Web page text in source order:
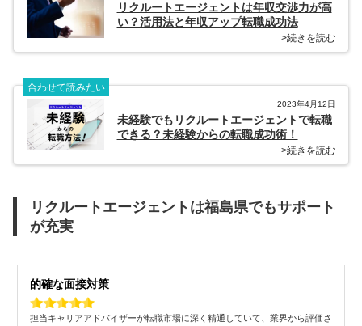
リクルートエージェントは年収交渉力が高
い？活用法と年収アップ転職成功法
>続きを読む
合わせて読みたい
2023年4月12日
未経験でもリクルートエージェントで転職
できる？未経験からの転職成功術！
>続きを読む
リクルートエージェントは福島県でもサポート
が充実
的確な面接対策
担当キャリアアドバイザーが転職市場に深く精通していて、業界から評価さ